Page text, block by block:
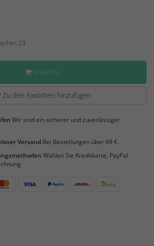
23
KAUFEN
Zu den Favoriten hinzufügen
Wir sind ein sicherer und zuverlässiger
Versand Bei Bestellungen über 69 €.
Wählen Sie Kreditkarte, PayPal